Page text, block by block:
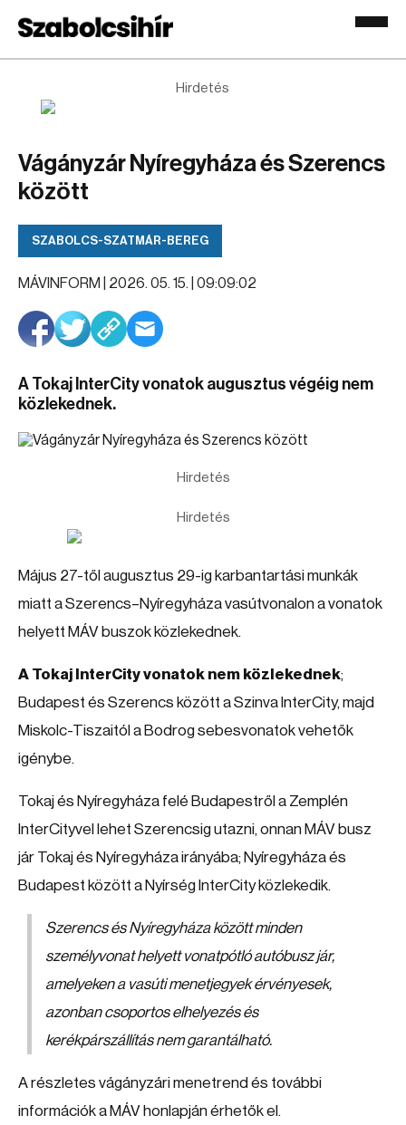
Hirdetés
Vágányzár Nyíregyháza és Szerencs
között
SZABOLCS-SZATMÁR-BEREG
MÁVINFORM | 2026. 05. 15. | 09:09:02
A Tokaj InterCity vonatok augusztus végéig nem
közlekednek.
Hirdetés
Hirdetés
Május 27-től augusztus 29-ig karbantartási munkák
miatt a Szerencs–Nyíregyháza vasútvonalon a vonatok
helyett MÁV buszok közlekednek.
A Tokaj InterCity vonatok nem közlekednek;
Budapest és Szerencs között a Szinva InterCity, majd
Miskolc-Tiszaitól a Bodrog sebesvonatok vehetők
igénybe.
Tokaj és Nyíregyháza felé Budapestről a Zemplén
InterCityvel lehet Szerencsig utazni, onnan MÁV busz
jár Tokaj és Nyíregyháza irányába; Nyíregyháza és
Budapest között a Nyírség InterCity közlekedik.
Szerencs és Nyíregyháza között minden
személyvonat helyett vonatpótló autóbusz jár,
amelyeken a vasúti menetjegyek érvényesek,
azonban csoportos elhelyezés és
kerékpárszállítás nem garantálható.
A részletes vágányzári menetrend és további
információk a MÁV honlapján érhetők el.